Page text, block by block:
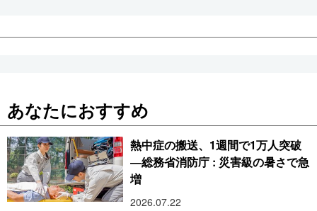
あなたにおすすめ
熱中症の搬送、1週間で1万人突破
―総務省消防庁 : 災害級の暑さで急
増
2026.07.22